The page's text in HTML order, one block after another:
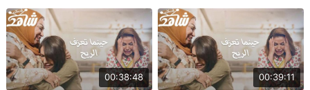
00:39:11
00:38:48